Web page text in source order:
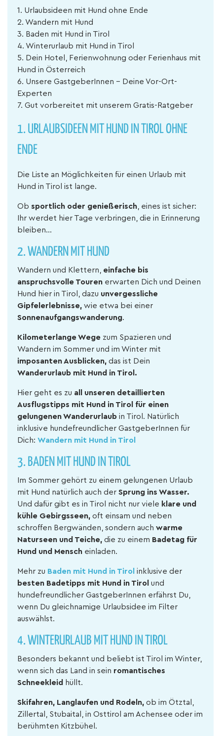
1. Urlaubsideen mit Hund ohne Ende
2. Wandern mit Hund
3. Baden mit Hund in Tirol
4. Winterurlaub mit Hund in Tirol
5. Dein Hotel, Ferienwohnung oder Ferienhaus mit
Hund in Österreich
6. Unsere GastgeberInnen - Deine Vor-Ort-
Experten
7. Gut vorbereitet mit unserem Gratis-Ratgeber
1. URLAUBSIDEEN MIT HUND IN TIROL OHNE
ENDE
Die Liste an Möglichkeiten für einen Urlaub mit
Hund in Tirol ist lange.
Ob sportlich oder genießerisch , eines ist sicher:
Ihr werdet hier Tage verbringen, die in Erinnerung
bleiben...
2. WANDERN MIT HUND
Wandern und Klettern, einfache bis
anspruchsvolle Touren erwarten Dich und Deinen
Hund hier in Tirol, dazu unvergessliche
Gipfelerlebnisse, wie etwa bei einer
Sonnenaufgangswanderung.
Kilometerlange Wege zum Spazieren und
Wandern im Sommer und im Winter mit
imposanten Ausblicken, das ist Dein
Wanderurlaub mit Hund in Tirol.
Hier geht es zu all unseren detaillierten
Ausflugstipps mit Hund in Tirol für einen
gelungenen Wanderurlaub in Tirol. Natürlich
inklusive hundefreundlicher GastgeberInnen für
Dich: Wandern mit Hund in Tirol
3. BADEN MIT HUND IN TIROL
Im Sommer gehört zu einem gelungenen Urlaub
mit Hund natürlich auch der Sprung ins Wasser.
Und dafür gibt es in Tirol nicht nur viele klare und
kühle Gebirgsseen, oft einsam und neben
schroffen Bergwänden, sondern auch warme
Naturseen und Teiche, die zu einem Badetag für
Hund und Mensch einladen.
Mehr zu Baden mit Hund in Tirol inklusive der
besten Badetipps mit Hund in Tirol und
hundefreundlicher GastgeberInnen erfährst Du,
wenn Du gleichnamige Urlaubsidee im Filter
auswählst.
4. WINTERURLAUB MIT HUND IN TIROL
Besonders bekannt und beliebt ist Tirol im Winter,
wenn sich das Land in sein romantisches
Schneekleid
hüllt.
Skifahren, Langlaufen und Rodeln, ob im Ötztal,
Zillertal, Stubaital, in Osttirol am Achensee oder im
berühmten Kitzbühel.